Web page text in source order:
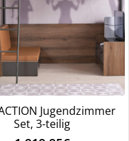
Jugendzimmer
Set, 3-teilig